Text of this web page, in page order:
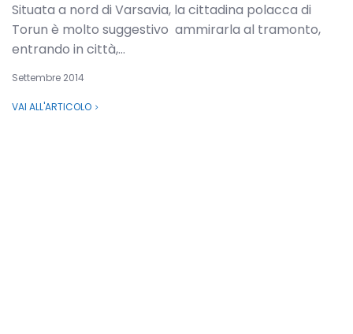
Situata a nord di Varsavia, la cittadina polacca di
Torun è molto suggestivo ammirarla al tramonto,
entrando in città,...
Settembre 2014
VAI ALL'ARTICOLO